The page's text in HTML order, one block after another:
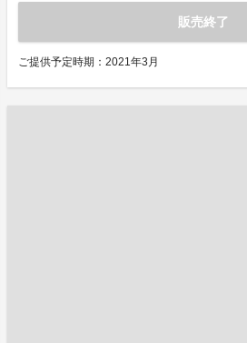
販売終了
ご提供予定時期：2021年3月